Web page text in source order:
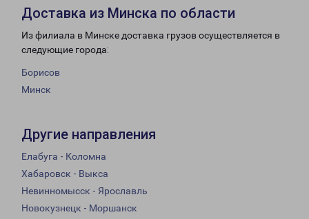
Доставка из Минска по области
Из филиала в Минске доставка грузов осуществляется в
следующие города:
Борисов
Минск
Другие направления
Елабуга - Коломна
Хабаровск - Выкса
Невинномысск - Ярославль
Новокузнецк - Моршанск